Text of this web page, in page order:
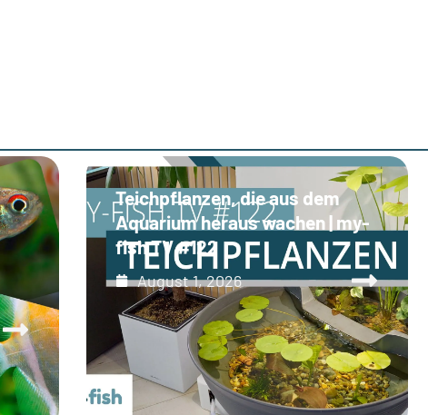
Teichpflanzen, die aus dem
Aquarium heraus wachen | my-
fish TV #122
August 1, 2026